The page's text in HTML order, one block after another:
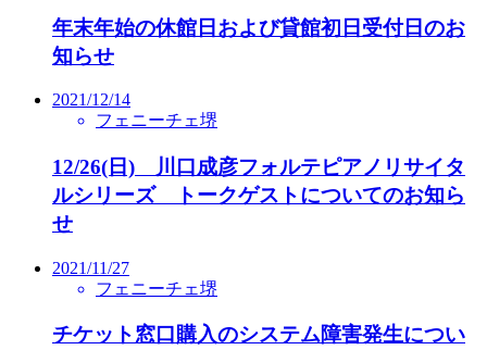
年末年始の休館日および貸館初日受付日のお
知らせ
2021/12/14
フェニーチェ堺
12/26(日) 川口成彦フォルテピアノリサイタ
ルシリーズ トークゲストについてのお知ら
せ
2021/11/27
フェニーチェ堺
チケット窓口購入のシステム障害発生につい